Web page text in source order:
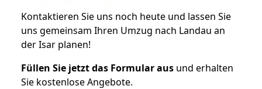
Kontaktieren Sie uns noch heute und lassen Sie
uns gemeinsam Ihren Umzug nach Landau an
der Isar planen!
Füllen Sie jetzt das Formular aus und erhalten
Sie kostenlose Angebote.